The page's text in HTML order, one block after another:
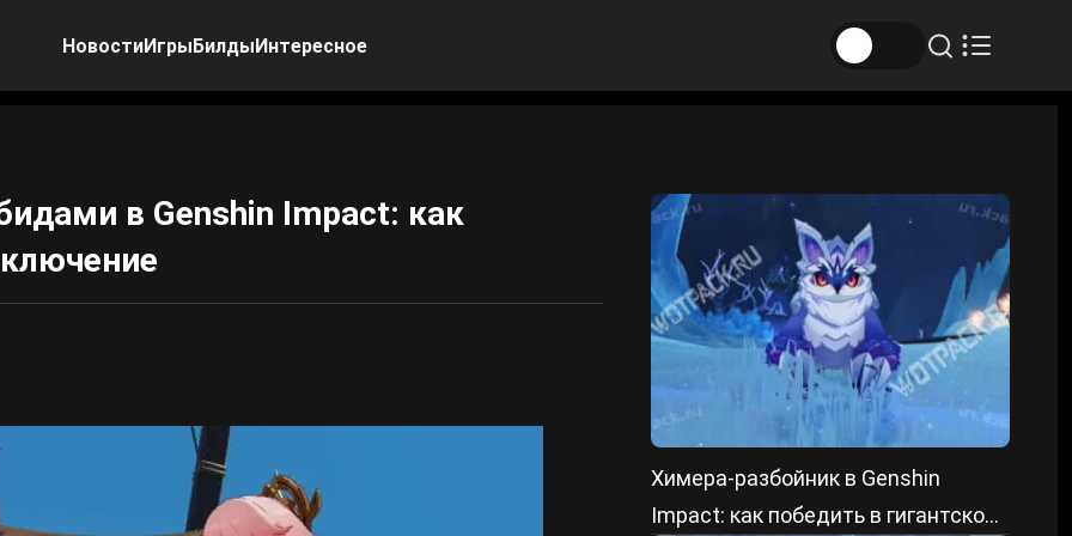
НовостиИгрыБилдыИнтересное
в Genshin Impact: как
Химера-разбойник в Genshin
Impact: как победить в гигантской